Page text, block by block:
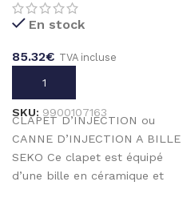
En stock
85.32€ TVA incluse
AJOUTER AU PANIER
SKU: 9900107163
CLAPET D’INJECTION ou
CANNE D’INJECTION A BILLE
SEKO Ce clapet est équipé
d’une bille en céramique et